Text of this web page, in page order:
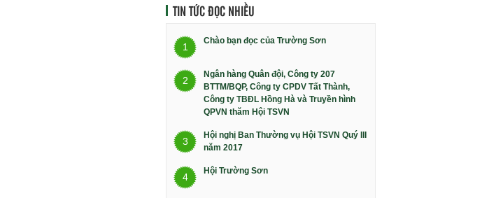
TIN TỨC ĐỌC NHIỀU
1
Chào bạn đọc của Trường Sơn
2
Ngân hàng Quân đội, Công ty 207
BTTM/BQP, Công ty CPDV Tất Thành,
Công ty TBĐL Hồng Hà và Truyền hình
QPVN thăm Hội TSVN
3
Hội nghị Ban Thường vụ Hội TSVN Quý III
năm 2017
4
Hội Trường Sơn